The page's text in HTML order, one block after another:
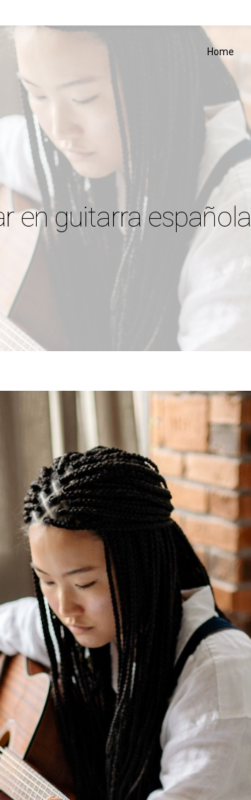
Home
en guitarra española